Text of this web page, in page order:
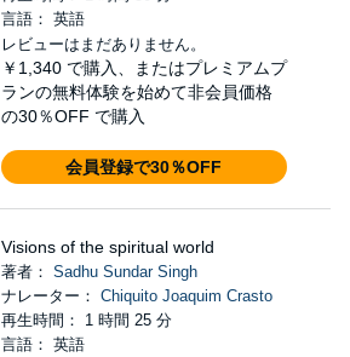
言語： 英語
レビューはまだありません。
￥1,340 で購入、またはプレミアムプ
ランの無料体験を始めて非会員価格
の30％OFF で購入
会員登録で30％OFF
Visions of the spiritual world
著者： Sadhu Sundar Singh
ナレーター： Chiquito Joaquim Crasto
再生時間： 1 時間 25 分
言語： 英語